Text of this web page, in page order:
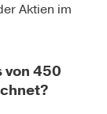
Aktien im
von 450